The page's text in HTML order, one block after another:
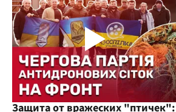
Защита от вражеских "птичек":